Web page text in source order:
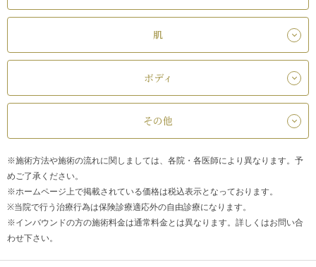
肌
ボディ
その他
※施術方法や施術の流れに関しましては、各院・各医師により異なります。予
めご了承ください。
※ホームページ上で掲載されている価格は税込表示となっております。
※当院で行う治療行為は保険診療適応外の自由診療になります。
※インバウンドの方の施術料金は通常料金とは異なります。詳しくはお問い合
わせ下さい。